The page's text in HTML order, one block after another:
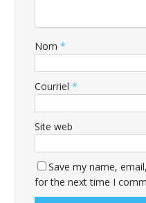
Nom *
Courriel *
Site web
Save my name,
for the next time I